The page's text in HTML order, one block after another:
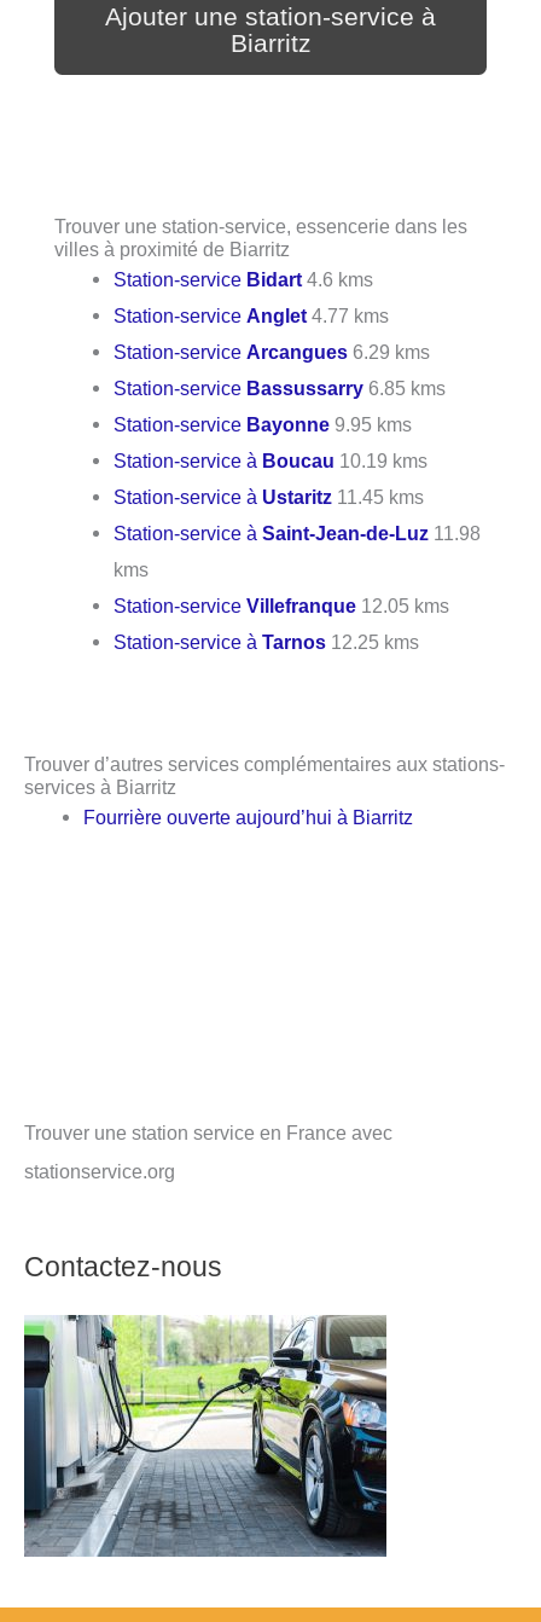
Ajouter une station-service à
Biarritz
Trouver une station-service, essencerie dans les
villes à proximité de Biarritz
Station-service Bidart 4.6 kms
Station-serviceAnglet 4.77 kms
Station-serviceArcangues 6.29 kms
Station-service Bassussarry 6.85 kms
Station-service Bayonne 9.95 kms
Station-service à Boucau 10.19 kms
Station-service à Ustaritz 11.45 kms
Station-service àSaint-Jean-de-Luz 11.98
kms
Station-serviceVillefranque 12.05 kms
Station-service àTarnos 12.25 kms
Trouver d’autres services complémentaires aux stations-
services à Biarritz
Fourrière ouverte aujourd’hui à Biarritz
Trouver une station service en France avec
stationservice.org
Contactez-nous